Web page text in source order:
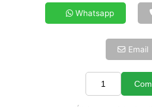
4x de R$ 22,17
5x de R$ 17,97
Whatsapp
Email